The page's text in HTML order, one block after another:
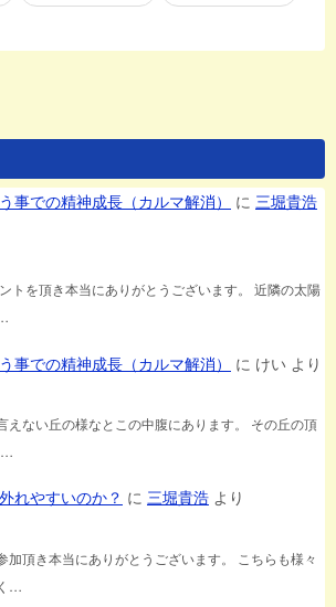
事での精神成長（カルマ解消） に 三堀貴浩
トを頂き本当にありがとうございます。 近隣の太陽
事での精神成長（カルマ解消） に けい より
えない丘の様なとこの中腹にあります。 その丘の頂
…
れやすいのか？ に 三堀貴浩 より
加頂き本当にありがとうございます。 こちらも様々
…